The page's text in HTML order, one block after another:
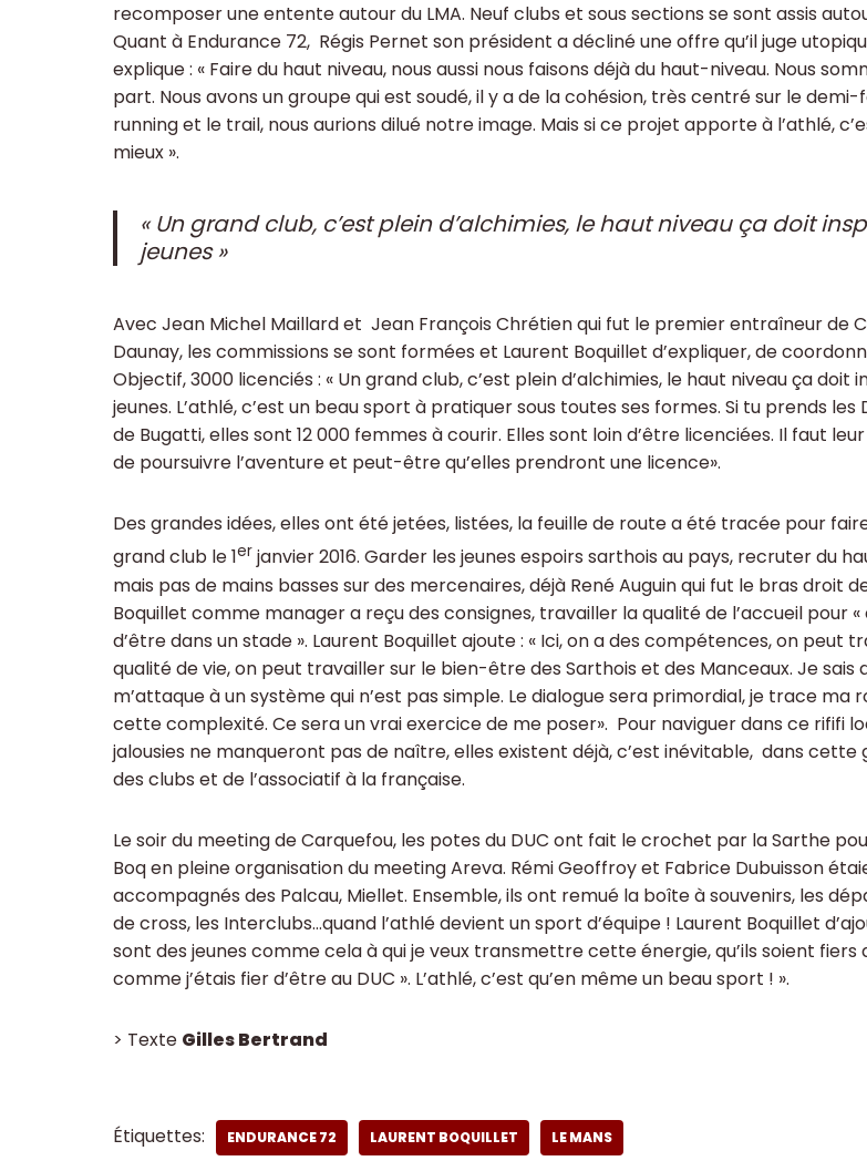
recomposer une entente autour du LMA. Neuf clubs et sous sections se sont assis
Quant à Endurance 72, Régis Pernet son président a décliné une offre qu’il juge
explique : « Faire du haut niveau, nous aussi nous faisons déjà du haut-niveau. Nous
part. Nous avons un groupe qui est soudé, il y a de la cohésion, très centré sur le demi-
running et le trail, nous aurions dilué notre image. Mais si ce projet apporte à l’athlé,
mieux ».
« Un grand club, c’est plein d’alchimies, le haut niveau ça doit
jeunes »
Avec Jean Michel Maillard et Jean François Chrétien qui fut le premier entraîneur de
Daunay, les commissions se sont formées et Laurent Boquillet d’expliquer, de
Objectif, 3000 licenciés : « Un grand club, c’est plein d’alchimies, le haut niveau ça doit
jeunes. L’athlé, c’est un beau sport à pratiquer sous toutes ses formes. Si tu prends les
de Bugatti, elles sont 12 000 femmes à courir. Elles sont loin d’être licenciées. Il faut
de poursuivre l’aventure et peut-être qu’elles prendront une licence».
Des grandes idées, elles ont été jetées, listées, la feuille de route a été tracée pour
grand club le 1er janvier 2016. Garder les jeunes espoirs sarthois au pays, recruter du
mais pas de mains basses sur des mercenaires, déjà René Auguin qui fut le bras droit
Boquillet comme manager a reçu des consignes, travailler la qualité de l’accueil pour
d’être dans un stade ». Laurent Boquillet ajoute : « Ici, on a des compétences, on peut
qualité de vie, on peut travailler sur le bien-être des Sarthois et des Manceaux. Je sais
m’attaque à un système qui n’est pas simple. Le dialogue sera primordial, je trace ma
cette complexité. Ce sera un vrai exercice de me poser». Pour naviguer dans ce rififi
jalousies ne manqueront pas de naître, elles existent déjà, c’est inévitable, dans cette
des clubs et de l’associatif à la française.
Le soir du meeting de Carquefou, les potes du DUC ont fait le crochet par la Sarthe
Boq en pleine organisation du meeting Areva. Rémi Geoffroy et Fabrice Dubuisson
accompagnés des Palcau, Miellet. Ensemble, ils ont remué la boîte à souvenirs, les
de cross, les Interclubs…quand l’athlé devient un sport d’équipe ! Laurent Boquillet
sont des jeunes comme cela à qui je veux transmettre cette énergie, qu’ils soient fiers
comme j’étais fier d’être au DUC ». L’athlé, c’est qu’en même un beau sport ! ».
> Texte Gilles Bertrand
Étiquettes: ENDURANCE 72 LAURENT BOQUILLET LE MANS